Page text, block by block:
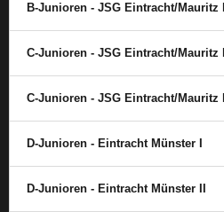
B-Junioren - JSG Eintracht/​Mauritz II
C-Junioren - JSG Eintracht/​Mauritz I
C-Junioren - JSG Eintracht/​Mauritz II
D-Junioren - Eintracht Münster I
D-Junioren - Eintracht Münster II